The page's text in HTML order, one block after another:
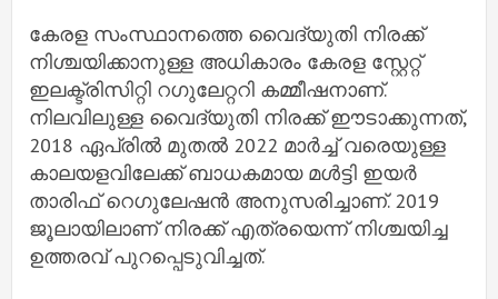
കേരള സംസ്ഥാനത്തെ വൈദ്യുതി നിരക്ക്
നിശ്ചയിക്കാനുള്ള അധികാരം കേരള സ്റ്റേറ്റ്
ഇലക്ട്രിസിറ്റി റഗുലേറ്ററി കമ്മീഷനാണ്.
നിലവിലുള്ള വൈദ്യുതി നിരക്ക് ഈടാക്കുന്നത്,
2018 ഏപ്രിൽ മുതൽ 2022 മാർച്ച് വരെയുള്ള
കാലയളവിലേക്ക് ബാധകമായ മൾട്ടി ഇയർ
താരിഫ് റെഗുലേഷൻ അനുസരിച്ചാണ്. 2019
ജൂലായിലാണ് നിരക്ക് എത്രയെന്ന് നിശ്ചയിച്ച
ഉത്തരവ് പുറപ്പെടുവിച്ചത്.